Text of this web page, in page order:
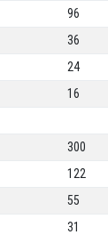
96
36
24
16
300
122
55
31